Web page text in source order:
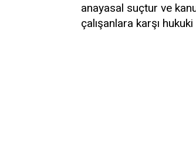
anayasal suçtur ve
çalışanlara karşı